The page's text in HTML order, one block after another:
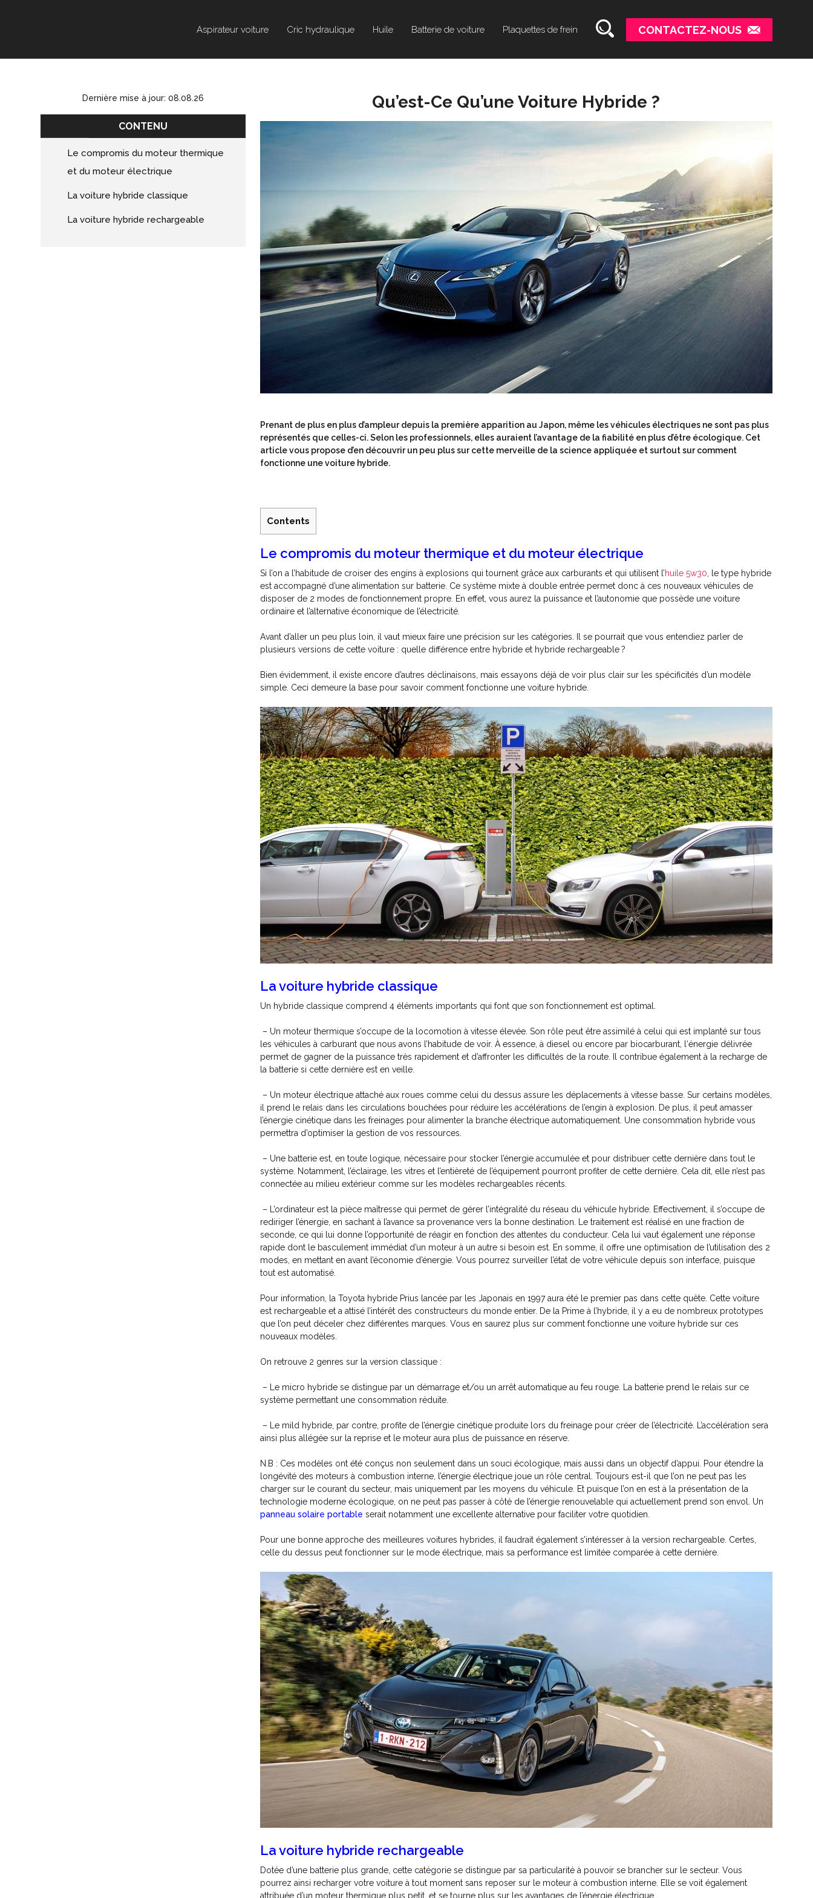
Aspirateur voiture Cric hydraulique Huile Batterie de voiture Plaquettes de frein CONTACTEZ-NOUS
Dernière mise à jour: 08.08.26
CONTENU
Le compromis du moteur thermique
et du moteur électrique
La voiture hybride classique
La voiture hybride rechargeable
Qu’est-Ce Qu’une Voiture Hybride ?
Prenant de plus en plus d’ampleur depuis la première apparition au Japon, même les véhicules électriques ne sont pas plus
représentés que celles-ci. Selon les professionnels, elles auraient l’avantage de la fiabilité en plus d’être écologique. Cet
article vous propose d’en découvrir un peu plus sur cette merveille de la science appliquée et surtout sur comment
fonctionne une voiture hybride.
Contents
Le compromis du moteur thermique et du moteur électrique
Si l’on a l’habitude de croiser des engins à explosions qui tournent grâce aux carburants et qui utilisent l’huile 5w30 , le type hybride
est accompagné d’une alimentation sur batterie. Ce système mixte à double entrée permet donc à ces nouveaux véhicules de
disposer de 2 modes de fonctionnement propre. En effet, vous aurez la puissance et l’autonomie que possède une voiture
ordinaire et l’alternative économique de l’électricité.
Avant d’aller un peu plus loin, il vaut mieux faire une précision sur les catégories. Il se pourrait que vous entendiez parler de
plusieurs versions de cette voiture : quelle différence entre hybride et hybride rechargeable ?
Bien évidemment, il existe encore d’autres déclinaisons, mais essayons déjà de voir plus clair sur les spécificités d’un modèle
simple. Ceci demeure la base pour savoir comment fonctionne une voiture hybride.
La voiture hybride classique
Un hybride classique comprend 4 éléments importants qui font que son fonctionnement est optimal.
– Un moteur thermique s’occupe de la locomotion à vitesse élevée. Son rôle peut être assimilé à celui qui est implanté sur tous
les véhicules à carburant que nous avons l’habitude de voir. À essence, à diesel ou encore par biocarburant, l‘énergie délivrée
permet de gagner de la puissance très rapidement et d’affronter les difficultés de la route. Il contribue également à la recharge de
la batterie si cette dernière est en veille.
– Un moteur électrique attaché aux roues comme celui du dessus assure les déplacements à vitesse basse. Sur certains modèles,
il prend le relais dans les circulations bouchées pour réduire les accélérations de l’engin à explosion. De plus, il peut amasser
l’énergie cinétique dans les freinages pour alimenter la branche électrique automatiquement. Une consommation hybride vous
permettra d’optimiser la gestion de vos ressources.
– Une batterie est, en toute logique, nécessaire pour stocker l’énergie accumulée et pour distribuer cette dernière dans tout le
système. Notamment, l’éclairage, les vitres et l’entièreté de l’équipement pourront profiter de cette dernière. Cela dit, elle n’est pas
connectée au milieu extérieur comme sur les modèles rechargeables récents.
– L’ordinateur est la pièce maîtresse qui permet de gérer l’intégralité du réseau du véhicule hybride. Effectivement, il s’occupe de
rediriger l’énergie, en sachant à l’avance sa provenance vers la bonne destination. Le traitement est réalisé en une fraction de
seconde, ce qui lui donne l’opportunité de réagir en fonction des attentes du conducteur. Cela lui vaut également une réponse
rapide dont le basculement immédiat d’un moteur à un autre si besoin est. En somme, il offre une optimisation de l’utilisation des 2
modes, en mettant en avant l’économie d’énergie. Vous pourrez surveiller l’état de votre véhicule depuis son interface, puisque
tout est automatisé.
Pour information, la Toyota hybride Prius lancée par les Japonais en 1997 aura été le premier pas dans cette quête. Cette voiture
est rechargeable et a attisé l’intérêt des constructeurs du monde entier. De la Prime à l’hybride, il y a eu de nombreux prototypes
que l’on peut déceler chez différentes marques. Vous en saurez plus sur comment fonctionne une voiture hybride sur ces
nouveaux modèles.
On retrouve 2 genres sur la version classique :
– Le micro hybride se distingue par un démarrage et/ou un arrêt automatique au feu rouge. La batterie prend le relais sur ce
système permettant une consommation réduite.
– Le mild hybride, par contre, profite de l’énergie cinétique produite lors du freinage pour créer de l’électricité. L’accélération sera
ainsi plus allégée sur la reprise et le moteur aura plus de puissance en réserve.
N.B : Ces modèles ont été conçus non seulement dans un souci écologique, mais aussi dans un objectif d’appui. Pour étendre la
longévité des moteurs à combustion interne, l’énergie électrique joue un rôle central. Toujours est-il que l’on ne peut pas les
charger sur le courant du secteur, mais uniquement par les moyens du véhicule. Et puisque l’on en est à la présentation de la
technologie moderne écologique, on ne peut pas passer à côté de l’énergie renouvelable qui actuellement prend son envol. Un
panneau solaire portable serait notamment une excellente alternative pour faciliter votre quotidien.
Pour une bonne approche des meilleures voitures hybrides, il faudrait également s’intéresser à la version rechargeable. Certes,
celle du dessus peut fonctionner sur le mode électrique, mais sa performance est limitée comparée à cette dernière.
La voiture hybride rechargeable
Dotée d’une batterie plus grande, cette catégorie se distingue par sa particularité à pouvoir se brancher sur le secteur. Vous
pourrez ainsi recharger votre voiture à tout moment sans reposer sur le moteur à combustion interne. Elle se voit également
attribuée d’un moteur thermique plus petit, et se tourne plus sur les avantages de l’énergie électrique.